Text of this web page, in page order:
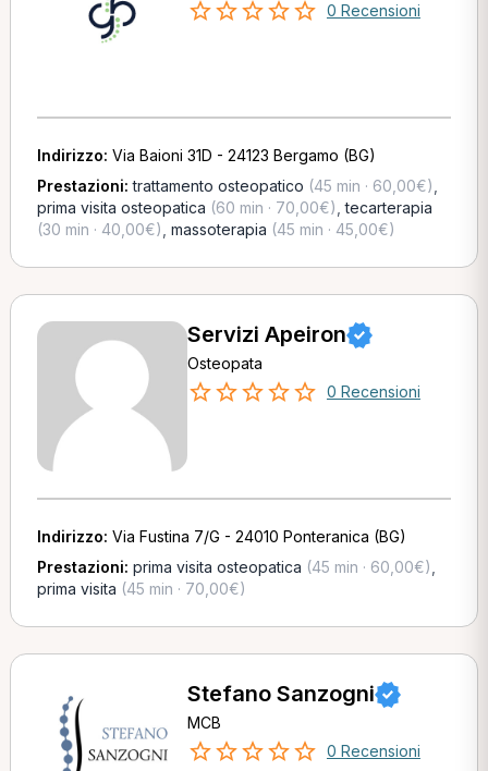
0 Recensioni
Indirizzo: Via Baioni 31D - 24123 Bergamo (BG)
Prestazioni:trattamento osteopatico (45 min · 60,00€)
prima visita osteopatica (60 min · 70,00€) ,tecarterapia
(30 min · 40,00€) massoterapia (45 min · 45,00€)
Servizi Apeiron
Osteopata
0 Recensioni
Indirizzo: Via Fustina 7/G - 24010 Ponteranica (BG)
Prestazioni: prima visita osteopatica (45 min · 60,00€)
prima visita (45 min · 70,00€)
Stefano Sanzogni
MCB
0 Recensioni